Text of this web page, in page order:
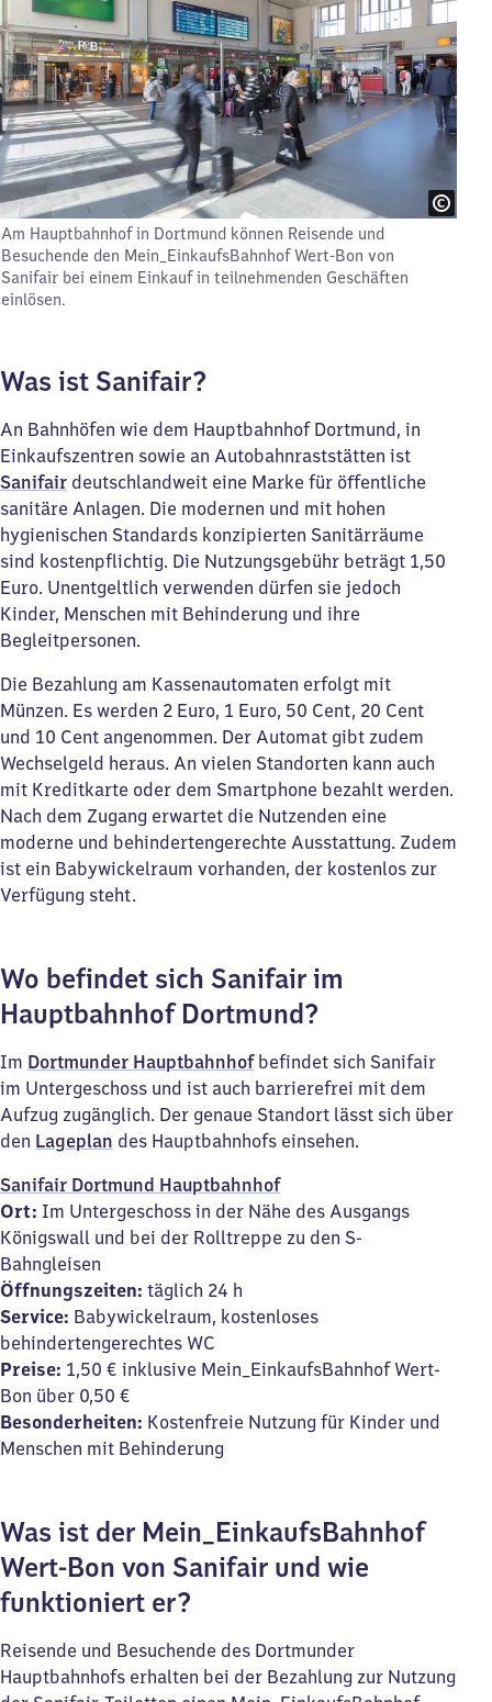
Am Hauptbahnhof in Dortmund können Reisende und
Besuchende den Mein_EinkaufsBahnhof Wert-Bon von
Sanifair bei einem Einkauf in teilnehmenden Geschäften
einlösen.
Was ist Sanifair?
An Bahnhöfen wie dem Hauptbahnhof Dortmund, in
Einkaufszentren sowie an Autobahnraststätten ist
Sanifair deutschlandweit eine Marke für öffentliche
sanitäre Anlagen. Die modernen und mit hohen
hygienischen Standards konzipierten Sanitärräume
sind kostenpflichtig. Die Nutzungsgebühr beträgt 1,50
Euro. Unentgeltlich verwenden dürfen sie jedoch
Kinder, Menschen mit Behinderung und ihre
Begleitpersonen.
Die Bezahlung am Kassenautomaten erfolgt mit
Münzen. Es werden 2 Euro, 1 Euro, 50 Cent, 20 Cent
und 10 Cent angenommen. Der Automat gibt zudem
Wechselgeld heraus. An vielen Standorten kann auch
mit Kreditkarte oder dem Smartphone bezahlt werden.
Nach dem Zugang erwartet die Nutzenden eine
moderne und behindertengerechte Ausstattung. Zudem
ist ein Babywickelraum vorhanden, der kostenlos zur
Verfügung steht.
Wo befindet sich Sanifair im
Hauptbahnhof Dortmund?
Im Dortmunder Hauptbahnhofbefindet sich Sanifair
im Untergeschoss und ist auch barrierefrei mit dem
Aufzug zugänglich. Der genaue Standort lässt sich über
den Lageplan des Hauptbahnhofs einsehen.
Sanifair Dortmund Hauptbahnhof
Ort: Im Untergeschoss in der Nähe des Ausgangs
Königswall und bei der Rolltreppe zu den S-
Bahngleisen
Öffnungszeiten: täglich 24 h
Service: Babywickelraum, kostenloses
behindertengerechtes WC
Preise: 1,50 € inklusive Mein_EinkaufsBahnhof Wert-
Bon über 0,50 €
Besonderheiten: Kostenfreie Nutzung für Kinder und
Menschen mit Behinderung
Was ist der Mein_EinkaufsBahnhof
Wert-Bon von Sanifair und wie
funktioniert er?
Reisende und Besuchende des Dortmunder
Hauptbahnhofs erhalten bei der Bezahlung zur Nutzung